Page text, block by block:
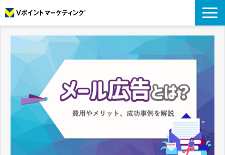
私たちについて
データについて
アナリティクス